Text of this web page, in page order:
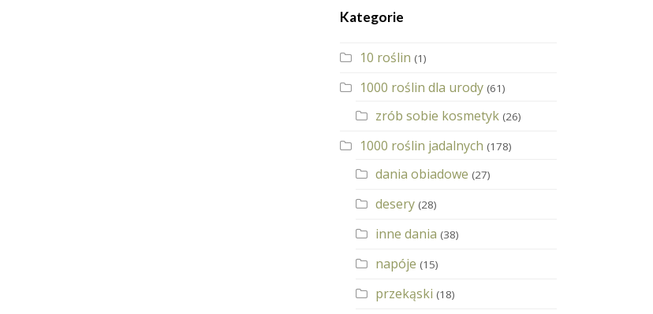
Kategorie
10 roślin (1)
1000 roślin dla urody (61)
zrób sobie kosmetyk (26)
1000 roślin jadalnych (178)
dania obiadowe (27)
desery (28)
inne dania (38)
napóje (15)
przekąski (18)